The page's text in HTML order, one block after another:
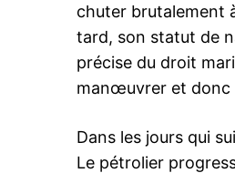
chuter brutalement
tard, son statut de
précise du droit
manœuvrer et donc
Dans les jours qui
Le pétrolier